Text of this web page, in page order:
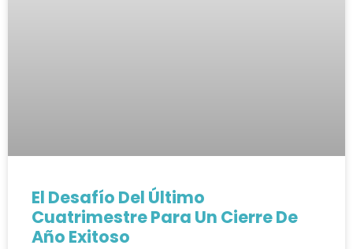
El Desafío Del Último
Cuatrimestre Para Un Cierre De
Año Exitoso